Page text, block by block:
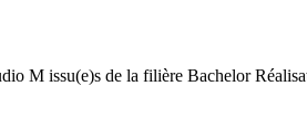
M issu(e)s de la filière Bachelor